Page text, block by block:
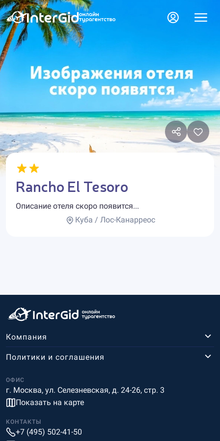
Rancho El Tesoro
Описание отеля скоро появится...
Куба / Лос-Канарреос
Компания
ОФИС
г. Москва, ул. Селезневская, д. 24-26, стр. 3
Показать на карте
Политики и соглашения
КОНТАКТЫ
+7 (495) 502-41-50